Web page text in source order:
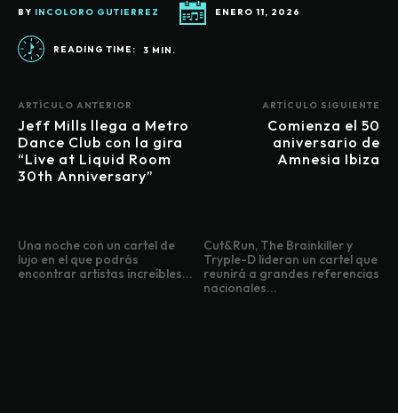
BY INCOLORO GUTIERREZ ENERO 11, 2026
READING TIME: 3 MIN.
ARTÍCULO ANTERIOR
Jeff Mills llega a Metro
Dance Club con la gira
“Live at Liquid Room
30th Anniversary”
ARTÍCULO SIGUIENTE
Comienza el 50
aniversario de
Amnesia Ibiza
Una noche con un cartel de
lujo en el que podrás
encontrar artistas increíbles...
Cut&Run, The Brainkiller y
Tryple-D lideran un cartel que
reunirá a grandes referencias
nacionales...